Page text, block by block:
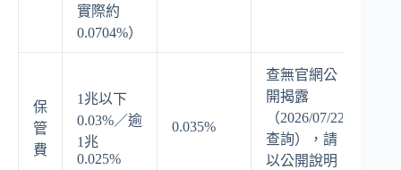
實際約
0.0704%）
保
管
費
1兆以下
0.03%／逾
1兆
0.025%
0.035%
查無官網公
開揭露
（2026/07/22
查詢），請
以公開說明